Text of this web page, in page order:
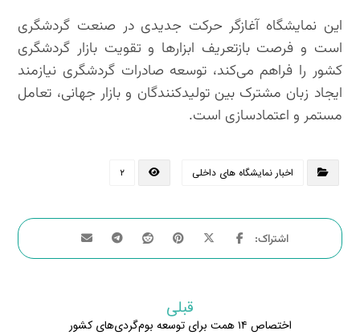
این نمایشگاه آغازگر حرکت جدیدی در صنعت گردشگری
است و فرصت بازتعریف ابزارها و تقویت بازار گردشگری
کشور را فراهم می‌کند، توسعه صادرات گردشگری نیازمند
ایجاد زبان مشترک بین تولیدکنندگان و بازار جهانی، تعامل
مستمر و اعتمادسازی است.
اخبار نمایشگاه های داخلی ۲
قبلی
اختصاص ۱۴ همت برای توسعه بوم‌گردی‌های کشور